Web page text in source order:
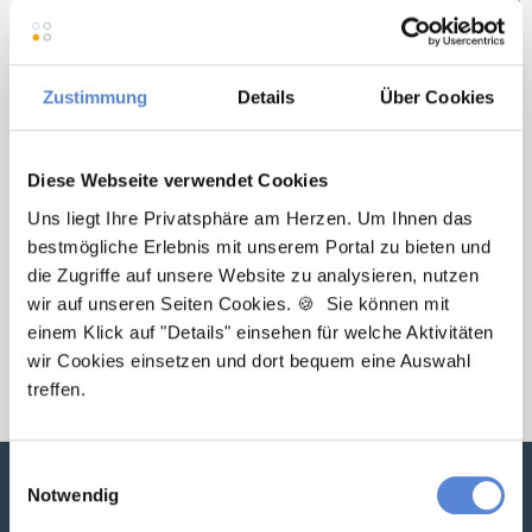
Zustimmung Details Über Cookies
Diese Webseite verwendet Cookies
Uns liegt Ihre Privatsphäre am Herzen. Um Ihnen das
bestmögliche Erlebnis mit unserem Portal zu bieten und
die Zugriffe auf unsere Website zu analysieren, nutzen
wir auf unseren Seiten Cookies. 🍪 Sie können mit
einem Klick auf "Details" einsehen für welche Aktivitäten
wir Cookies einsetzen und dort bequem eine Auswahl
treffen.
Notwendig
Maschinenlesbare Version:Artikel als Markdown (CC BY 4.0)
Jennifer Schulte-Tickmann
Jennifer Schulte-Tickmann versteht es, praktisches
Wissen und nützliche Tipps aus der Branche an
Hausarztpraxen sowie praktizierende und
angehende AllgemeinmedizinerInnen und
HausärztInnen weiterzugeben.